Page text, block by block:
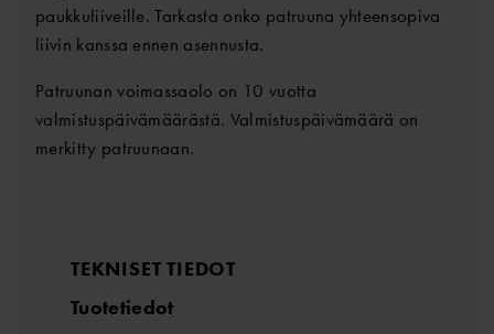
paukkuliiveille. Tarkasta onko patruuna yhteensopiva
liivin kanssa ennen asennusta.
Patruunan voimassaolo on 10 vuotta
valmistuspäivämäärästä. Valmistuspäivämäärä on
merkitty patruunaan.
TEKNISET TIEDOT
Tuotetiedot